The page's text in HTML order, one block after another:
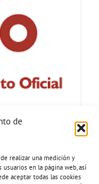
de
realizar una medición y
en la página web, así
aceptar todas las cookies